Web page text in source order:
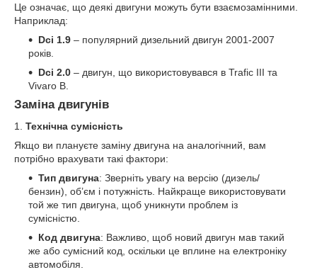
Це означає, що деякі двигуни можуть бути взаємозамінними.
Наприклад:
Dci 1.9 – популярний дизельний двигун 2001-2007
років.
Dci 2.0 – двигун, що використовувався в Trafic III та
Vivaro B.
Заміна двигунів
1. Технічна сумісність
Якщо ви плануєте заміну двигуна на аналогічний, вам
потрібно врахувати такі фактори:
Тип двигуна: Зверніть увагу на версію (дизель/
бензин), об’єм і потужність. Найкраще використовувати
той же тип двигуна, щоб уникнути проблем із
сумісністю.
Код двигуна: Важливо, щоб новий двигун мав такий
же або сумісний код, оскільки це вплине на електроніку
автомобіля.